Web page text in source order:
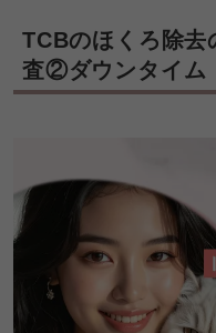
TCBのほくろ除去
査②ダウンタイム